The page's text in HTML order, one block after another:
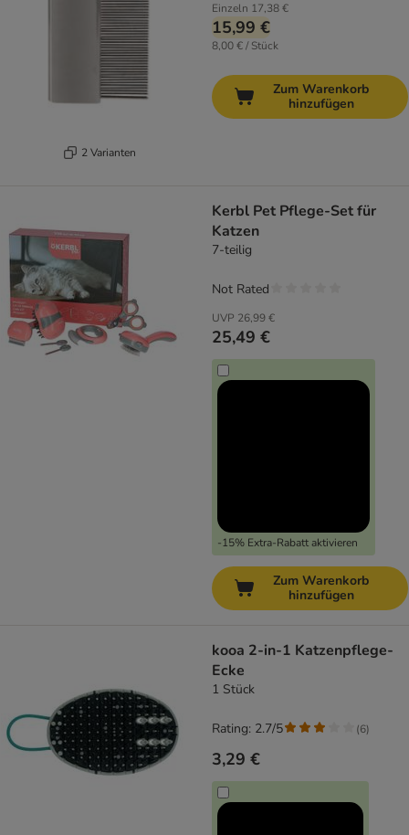
2 Varianten
Einzeln 17,38 €
15,99 €
8,00 € / Stück
Zum Warenkorb
hinzufügen
Kerbl Pet Pflege-Set für
Katzen
7-teilig
UVP 26,99 €
25,49 €
-15% Extra-Rabatt aktivieren
Not Rated
Zum Warenkorb
hinzufügen
kooa 2-in-1 Katzenpflege-
Ecke
1 Stück
3,29 €
Rating: 2.7/5 (6)